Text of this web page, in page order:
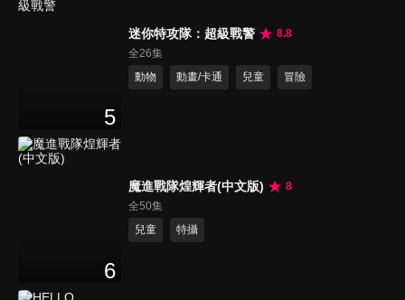
5
迷你特攻隊：超級戰警
8.8
全26集
動物
動畫/卡通 兒童 冒險
6
魔進戰隊煌輝者(中文版)
8
全50集
兒童
特攝